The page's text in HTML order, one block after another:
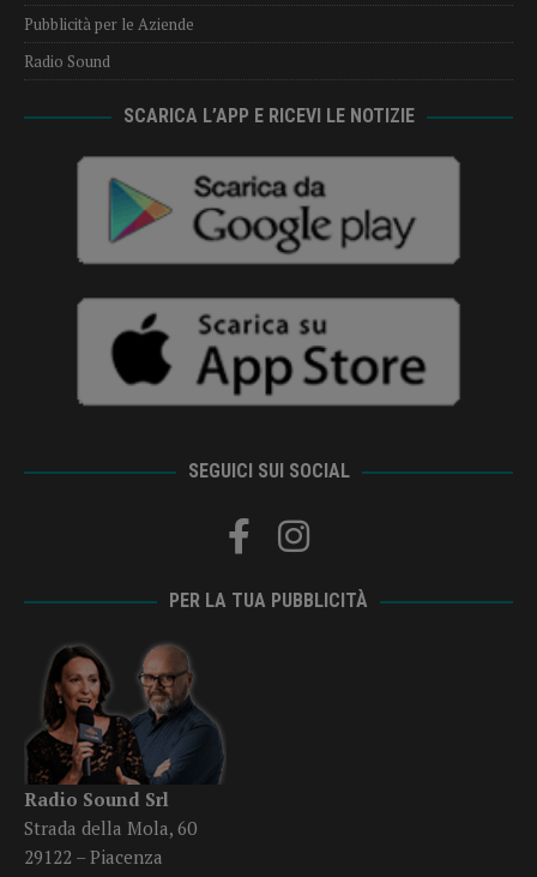
Pubblicità per le Aziende
Radio Sound
SCARICA L’APP E RICEVI LE NOTIZIE
SEGUICI SUI SOCIAL
PER LA TUA PUBBLICITÀ
Radio Sound Srl
Strada della Mola, 60
29122 – Piacenza